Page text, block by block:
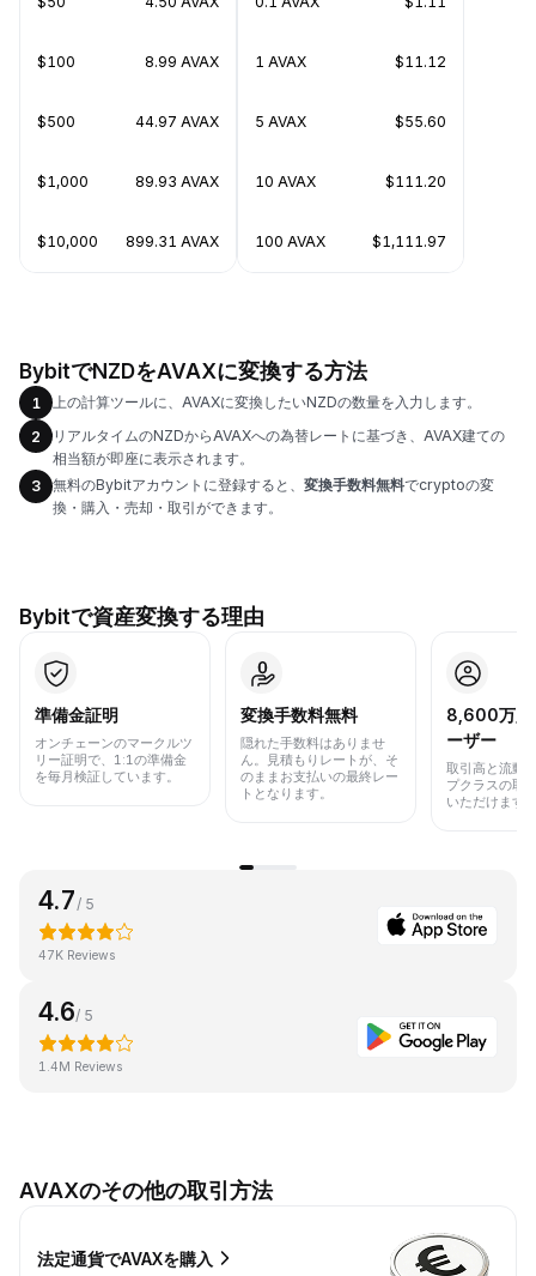
$100 8.99 AVAX
$500 44.97 AVAX
$1,000 89.93 AVAX
$10,000 899.31 AVAX
1 AVAX $11.12
5 AVAX $55.60
10 AVAX $111.20
100 AVAX $1,111.97
BybitでNZDをAVAXに変換する方法
1
上の計算ツールに、AVAXに変換したいNZDの数量を入力します。
2
リアルタイムのNZDからAVAXへの為替レートに基づき、AVAX建ての
相当額が即座に表示されます。
3
無料のBybitアカウントに登録すると、 変換手数料無料でcryptoの変
換・購入・売却・取引ができます。
Bybitで資産変換する理由
準備金証明
オンチェーンのマークルツ
リー証明で、1:1の準備金
を毎月検証しています。
変換手数料無料
隠れた手数料はありませ
ん。見積もりレートが、そ
のままお支払いの最終レー
トとなります。
8,600万人
ーザー
取引高と流動
プクラスの取
いただけます
4.7/ 5
47K Reviews
4.6/ 5
1.4M Reviews
AVAXのその他の取引方法
法定通貨でAVAXを購入